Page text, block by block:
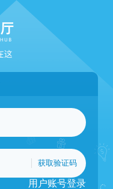
获取验证码
用户账号登录